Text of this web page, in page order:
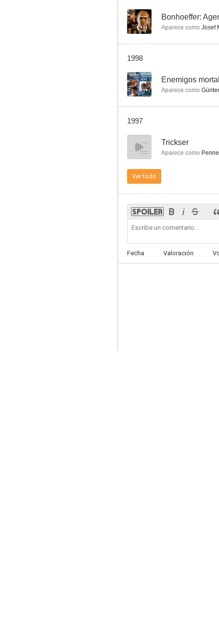
Terre indigo
--
--
-- Bonhoeffer:
Aparece como Josef
1998
-- Enemigos
Aparece como
1997
-- Trickser
Aparece como
Ver todo
Fecha Valoración